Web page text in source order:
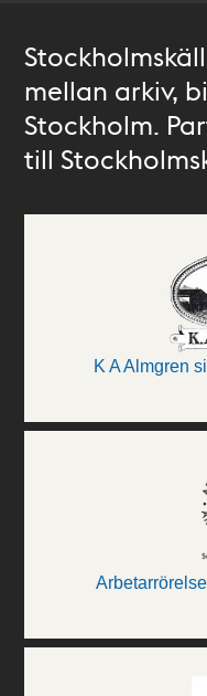
mellan arkiv,
Stockholm.
till
K A Almgren